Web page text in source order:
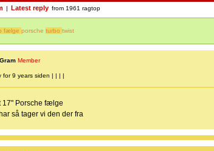
Latest reply from 1961 ragtop
fælge porsche turbo twist
Member
for 9 years siden | | | |
17" Porsche fælge
så tager vi den der fra